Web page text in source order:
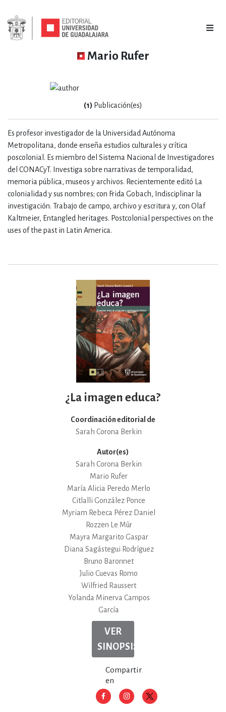
Mario Rufer
Es profesor investigador de la Universidad Autónoma
Metropolitana, donde enseña estudios culturales y crítica
poscolonial. Es miembro del Sistema Nacional de Investigadores
del CONACyT. Investiga sobre narrativas de temporalidad,
memoria pública, museos y archivos. Recientemente editó La
colonialidad y sus nombres; con Frida Gobach, Indisciplinar la
investigación. Trabajo de campo, archivo y escritura y, con Olaf
Kaltmeier, Entangled heritages. Postcolonial perspectives on the
uses of the past in Latin America.
(1) Publicación(es)
¿La imagen educa?
Coordinación editorial de
Sarah Corona Berkin
Autor(es)
Sarah Corona Berkin
Mario Rufer
María Alicia Peredo Merlo
Citlalli González Ponce
Myriam Rebeca Pérez Daniel
Rozzen Le Mûr
Mayra Margarito Gaspar
Diana Sagástegui Rodríguez
Bruno Baronnet
Julio Cuevas Romo
Wilfried Raussert
Yolanda Minerva Campos
García
VER
SINOPSIS
Compartir
en